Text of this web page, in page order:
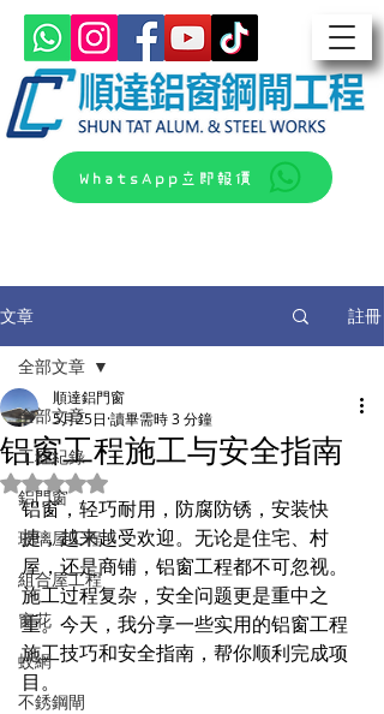
WhatsApp立即報價
文章 註冊
全部文章
工程紀錄
鋁門窗
玻璃屋工程
組合屋工程
窗花
蚊網
不銹鋼閘
全部文章
铝窗工程施工与安全指南
順達鋁門窗
5月25日 讀畢需時 3 分鐘
評等為 NaN（最高為 5 顆星）。
铝窗，轻巧耐用，防腐防锈，安装快
捷，越来越受欢迎。无论是住宅、村
屋，还是商铺，铝窗工程都不可忽视。
施工过程复杂，安全问题更是重中之
重。今天，我分享一些实用的铝窗工程
施工技巧和安全指南，帮你顺利完成项
目。